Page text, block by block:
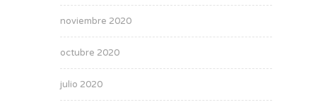
noviembre 2020
octubre 2020
julio 2020